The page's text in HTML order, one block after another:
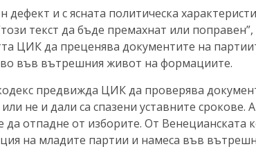
дефект и с ясната политическа
текст да бъде премахнат или
ЦИК да преценява документите на
във вътрешния живот на формациите.
предвижда ЦИК да проверява
не и дали са спазени уставните
отпадне от изборите. От Венецианската
на младите партии и намеса във